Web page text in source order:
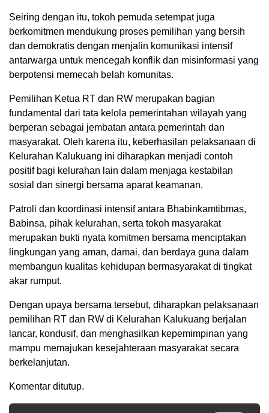
Seiring dengan itu, tokoh pemuda setempat juga
berkomitmen mendukung proses pemilihan yang bersih
dan demokratis dengan menjalin komunikasi intensif
antarwarga untuk mencegah konflik dan misinformasi yang
berpotensi memecah belah komunitas.
Pemilihan Ketua RT dan RW merupakan bagian
fundamental dari tata kelola pemerintahan wilayah yang
berperan sebagai jembatan antara pemerintah dan
masyarakat. Oleh karena itu, keberhasilan pelaksanaan di
Kelurahan Kalukuang ini diharapkan menjadi contoh
positif bagi kelurahan lain dalam menjaga kestabilan
sosial dan sinergi bersama aparat keamanan.
Patroli dan koordinasi intensif antara Bhabinkamtibmas,
Babinsa, pihak kelurahan, serta tokoh masyarakat
merupakan bukti nyata komitmen bersama menciptakan
lingkungan yang aman, damai, dan berdaya guna dalam
membangun kualitas kehidupan bermasyarakat di tingkat
akar rumput.
Dengan upaya bersama tersebut, diharapkan pelaksanaan
pemilihan RT dan RW di Kelurahan Kalukuang berjalan
lancar, kondusif, dan menghasilkan kepemimpinan yang
mampu memajukan kesejahteraan masyarakat secara
berkelanjutan.
Komentar ditutup.